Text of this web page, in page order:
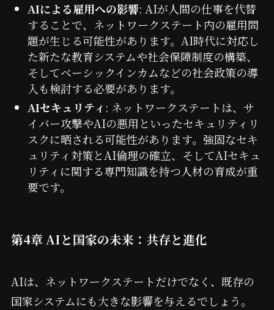
AIによる雇用への影響: AIが人間の仕事を代替
することで、ネットワークステート内の雇用問
題が生じる可能性があります。AI時代に対応し
た新たな教育システムや社会保障制度の構築、
そしてベーシックインカムなどの社会政策の導
入も検討する必要があります。
AIセキュリティ : ネットワークステートは、サ
イバー攻撃やAIの悪用といったセキュリティリ
スクに晒される可能性があります。強固なセキ
ュリティ対策とAI倫理の確立、そしてAIセキュ
リティに関する専門知識を持つ人材の育成が重
要です。
第4章 AIと国家の未来：共存と進化
AIは、ネットワークステートだけでなく、既存の
国家システムにも大きな影響を与えるでしょう。